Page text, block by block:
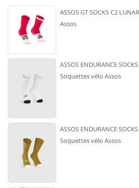
ASSOS GT SOCKS C2
Assos
ASSOS ENDURANCE
Soquettes vélo Assos
ASSOS ENDURANCE
Soquettes vélo Assos